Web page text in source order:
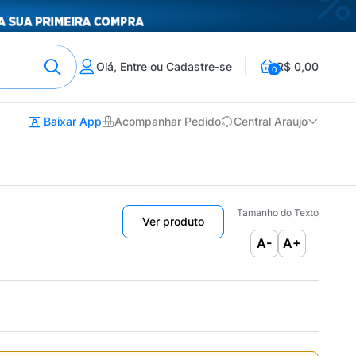
Olá, Entre ou Cadastre-se 0R$ 0,00
Baixar App Acompanhar Pedido Central Araujo
Ver produto
Tamanho do Texto
A- A+